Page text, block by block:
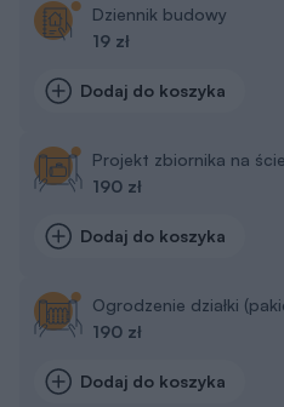
Dziennik budowy
19 zł
Dodaj do koszyka
Projekt zbiornika na
190 zł
Dodaj do koszyka
Ogrodzenie działki
190 zł
Dodaj do koszyka